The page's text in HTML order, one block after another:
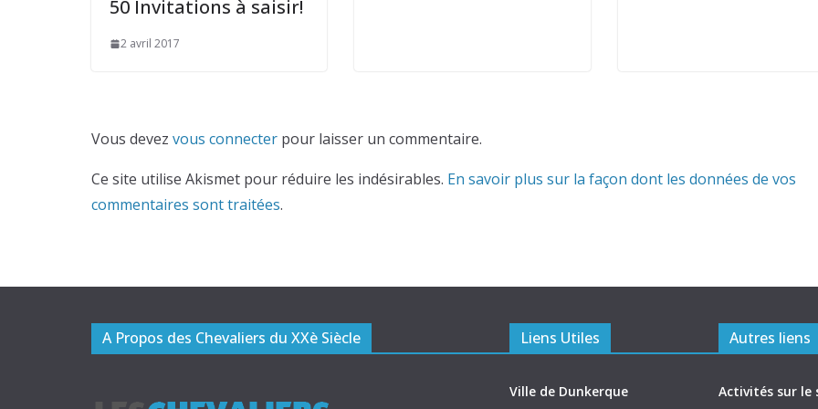
50 Invitations à saisir!
2 avril 2017
Vous devez vous connecterpour laisser un commentaire.
Ce site utilise Akismet pour réduire les indésirables. En savoir plus sur la façon dont les données de vos
commentaires sont traitées.
A Propos des Chevaliers du XXè Siècle Liens Utiles
Ville de Dunkerque
Autres liens
Activités sur le